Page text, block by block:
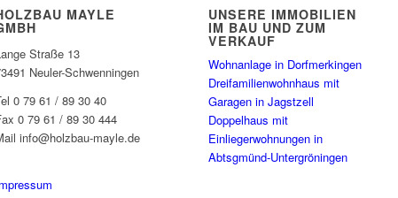
MAYLE
Straße 13
Neuler-Schwenningen
0 79 61 / 89 30 40
0 79 61 / 89 30 444
info@holzbau-mayle.de
UNSERE IMMOBILIEN
IM BAU UND ZUM
VERKAUF
Wohnanlage in Dorfmerkingen
Dreifamilienwohnhaus mit
Garagen in Jagstzell
Doppelhaus mit
Einliegerwohnungen in
Abtsgmünd-Untergröningen